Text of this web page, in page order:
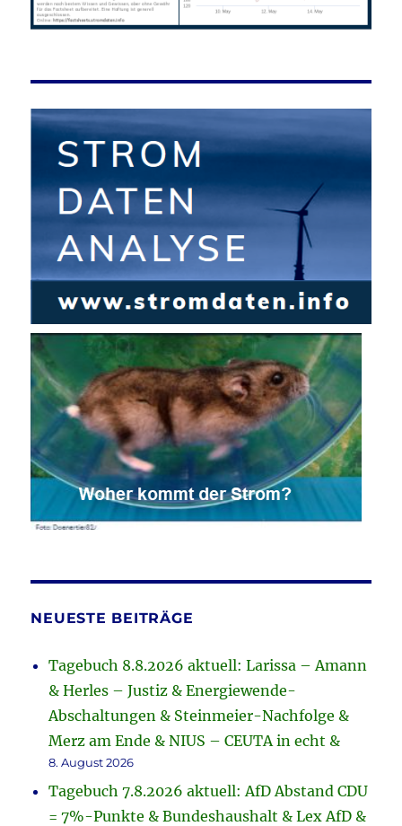
NEUESTE BEITRÄGE
Tagebuch 8.8.2026 aktuell: Larissa – Amann
& Herles – Justiz & Energiewende-
Abschaltungen & Steinmeier-Nachfolge &
Merz am Ende & NIUS – CEUTA in echt &
8. August 2026
Tagebuch 7.8.2026 aktuell: AfD Abstand CDU
= 7%-Punkte & Bundeshaushalt & Lex AfD &